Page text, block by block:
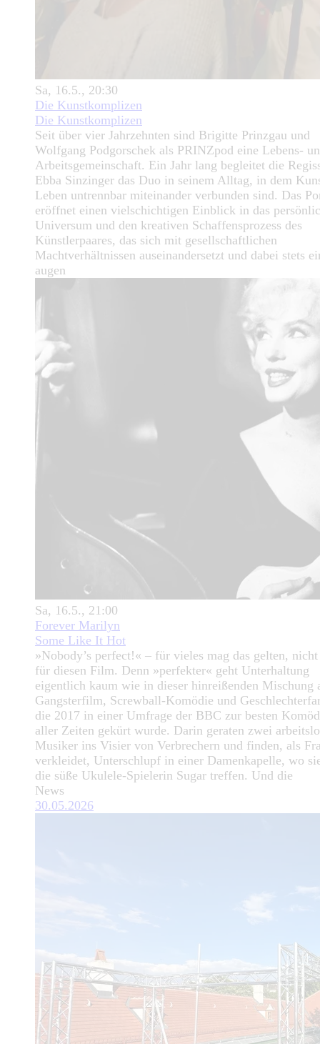
Sa, 16.5., 20:30
Die Kunstkomplizen
Die Kunstkomplizen
Seit über vier Jahrzehnten sind Brigitte Prinzgau und
Wolfgang Podgorschek als PRINZpod eine Lebens-
Arbeitsgemeinschaft. Ein Jahr lang begleitet die
Ebba Sinzinger das Duo in seinem Alltag, in dem
Leben untrennbar miteinander verbunden sind. Das
eröffnet einen vielschichtigen Einblick in das
Universum und den kreativen Schaffensprozess des
Künstlerpaares, das sich mit gesellschaftlichen
Machtverhältnissen auseinandersetzt und dabei stets
augen
Sa, 16.5., 21:00
Forever Marilyn
Some Like It Hot
»Nobody’s perfect!« – für vieles mag das gelten, nicht
für diesen Film. Denn »perfekter« geht Unterhaltung
eigentlich kaum wie in dieser hinreißenden Mischung
Gangsterfilm, Screwball-Komödie und
die 2017 in einer Umfrage der BBC zur besten
aller Zeiten gekürt wurde. Darin geraten zwei
Musiker ins Visier von Verbrechern und finden, als
verkleidet, Unterschlupf in einer Damenkapelle, wo
die süße Ukulele-Spielerin Sugar treffen. Und die
News
30.05.2026